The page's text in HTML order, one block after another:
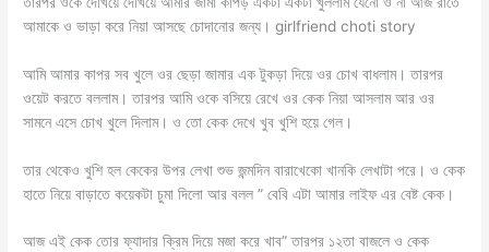
আমাকে ও ভাড়া করে নিয়া আসছে চোদানোর জন্য। girlfriend choti story
আমি আমার কাপর সব খুলে ওর ছেড়া জামার এক টুকড়া দিয়ে ওর চোখ বাধলাম। তারপর
ওয়েট করতে বললাম। তারপর আমি ওকে বসিয়ে রেখে ওর কেক নিয়া আসলাম আর ওর
সামনে এসে চোখ খুলে দিলাম। ও তো কেক দেখে খুব খুশি হয়ে গেল।
তার থেকেও খুশি হল কেকের উপর লেখা শুভ জন্মদিন বারাখেকো খানকি লেখাটা পরে। ও কেক
হাতে নিয়ে বাড়াতে কয়েকটা চুমা দিলো আর বলল ” বেবি এটা আমার লাইফ এর বেষ্ট কেক।
আজ এই কেক তোর ফ্যাদার ক্রিম দিয়ে মজা করে খাব” তারপর ১২তা বাজলে ও কেক